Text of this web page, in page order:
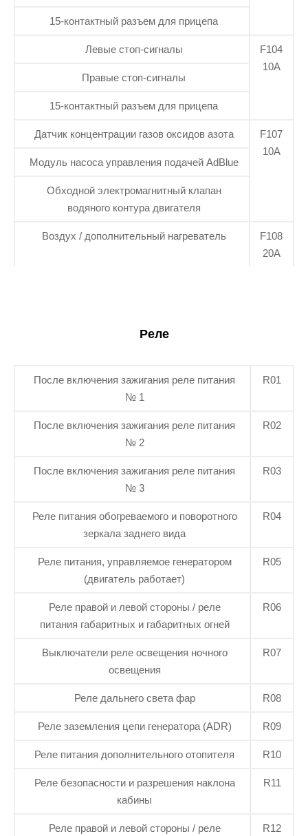
15-контактный разъем для прицепа
Левые стоп-сигналы
F104
10А
Правые стоп-сигналы
15-контактный разъем для прицепа
Датчик концентрации газов оксидов азота
F107
10А
Модуль насоса управления подачей AdBlue
Обходной электромагнитный клапан
водяного контура двигателя
Воздух / дополнительный нагреватель
F108
20А
Реле
После включения зажигания реле питания
№ 1
R01
После включения зажигания реле питания
№ 2
R02
После включения зажигания реле питания
№ 3
R03
Реле питания обогреваемого и поворотного
зеркала заднего вида
R04
Реле питания, управляемое генератором
(двигатель работает)
R05
Реле правой и левой стороны / реле
питания габаритных и габаритных огней
R06
Выключатели реле освещения ночного
освещения
R07
Реле дальнего света фар R08
Реле заземления цепи генератора (ADR) R09
Реле питания дополнительного отопителя R10
Реле безопасности и разрешения наклона
кабины
R11
Реле правой и левой стороны / реле
R12